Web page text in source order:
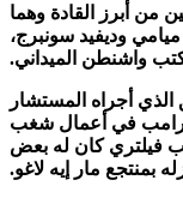
القادة وهما
سونبرج،
الميداني.
المستشار
أعمال شغب
كان له بعض
إيه لاغو.